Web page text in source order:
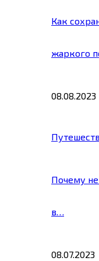
Как
жаркого
08.08.2023
Почему не
в…
08.07.2023